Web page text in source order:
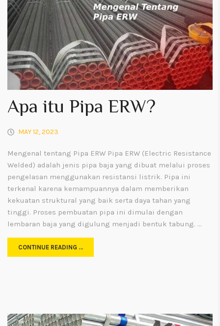
Apa itu Pipa ERW?
MAY 12, 2023
Mengenal tentang Pipa ERW Pipa ERW (Electric Resistance
Welded) adalah jenis pipa baja yang dibuat melalui proses
pengelasan menggunakan resistansi listrik. Pipa ini
terkenal karena kemampuannya dalam memberikan
kekuatan struktural yang baik serta daya tahan yang
tinggi. Proses pembuatan pipa ini dimulai dengan
lembaran baja yang digulung menjadi bentuk tabung. …
CONTINUE READING …